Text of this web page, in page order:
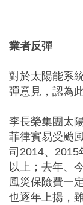
業者反彈
對於太陽能系
彈意見，認為
李長榮集團太
菲律賓易受颱
司2014、2015
以上；去年、
風災保險費一
也逐年上揚，